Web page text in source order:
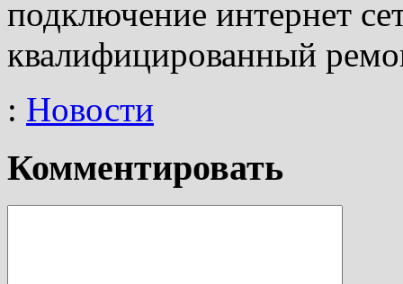
подключение интернет
квалифицированный
: Новости
Комментировать